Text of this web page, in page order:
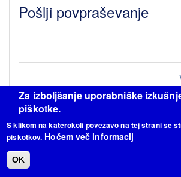
Pošlji povpraševanje
Za izboljšanje uporabniške
piškotke.
S klikom na katerokoli povezavo na tej strani se
piškotkov. Hočem več informacij
OK